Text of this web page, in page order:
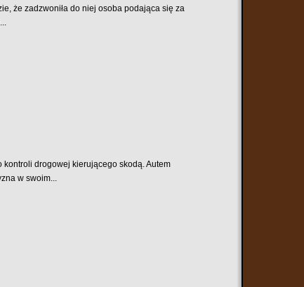
że zadzwoniła do niej osoba podająca się za
drogowej kierującego skodą. Autem
w swoim...